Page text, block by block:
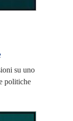
su uno
politiche